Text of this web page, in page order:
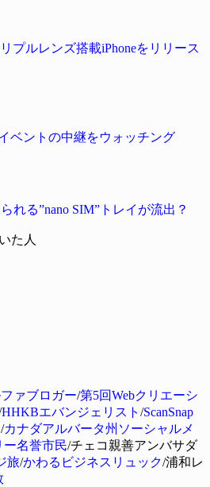
プルレンズ搭載iPhoneをリリース
イベントの中継をウォッチング
られる”nano SIM”トレイが流出？
ァブロガー/第5回Webクリエーシ
HHKBエバンジェリスト /ScanSnap
/カナダアルバータ州ソーシャルメ
ー名誉市民/チェコ親善アンバサダ
旅/かわるビジネスリュック/浦和レ